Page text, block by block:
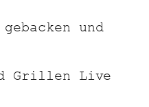
und
Grillen Live